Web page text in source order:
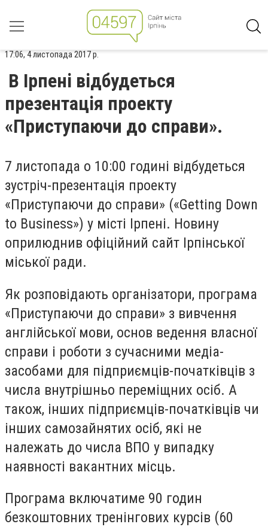
17:06, 4 листопада 2017 р.
В Ірпені відбудеться
презентація проекту
«Приступаючи до справи».
7 листопада о 10:00 годині відбудеться
зустріч-презентація проекту
«Приступаючи до справи» («Getting Down
to Business») у місті Ірпені. Новину
оприлюднив офіційний сайт Ірпінської
міської ради.
Як розповідають організатори, програма
«Приступаючи до справи» з вивчення
англійської мови, основ ведення власної
справи і роботи з сучасними медіа-
засобами для підприємців-початківців з
числа внутрішньо переміщних осіб. А
також, інших підприємців-початківців чи
інших самозайнятих осіб, які не
належать до числа ВПО у випадку
наявності вакантних місць.
Програма включатиме 90 годин
безкоштовних тренінгових курсів (60